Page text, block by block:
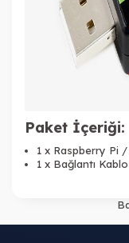
Paket İçeriği:
1 x Raspberry Pi
1 x Bağlantı